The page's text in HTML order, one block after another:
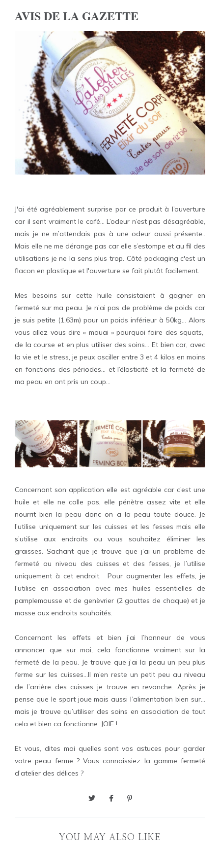
AVIS DE LA GAZETTE
J'ai été agréablement surprise par ce produit à l’ouverture
car il sent vraiment le café… L’odeur n’est pas désagréable,
mais je ne m’attendais pas à une odeur aussi présente..
Mais elle ne me dérange pas car elle s’estompe et au fil des
utilisations je ne la sens plus trop. Côté packaging c'est un
flacon en plastique et l'ouverture se fait plutôt facilement.
Mes besoins sur cette huile consistaient à gagner en
fermeté sur ma peau. Je n’ai pas de problème de poids car
je suis petite (1,63m) pour un poids inférieur à 50kg… Alors
vous allez vous dire « mouai » pourquoi faire des squats,
de la course et en plus utiliser des soins… Et bien car, avec
la vie et le stress, je peux osciller entre 3 et 4 kilos en moins
en fonctions des périodes… et l’élasticité et la fermeté de
ma peau en ont pris un coup…
Concernant son application elle est agréable car c’est une
huile et elle ne colle pas, elle pénètre assez vite et elle
nourrit bien la peau donc on a la peau toute douce. Je
l’utilise uniquement sur les cuisses et les fesses mais elle
s’utilise aux endroits ou vous souhaitez éliminer les
graisses. Sachant que je trouve que j’ai un problème de
fermeté au niveau des cuisses et des fesses, je l’utilise
uniquement à cet endroit.
Pour augmenter les effets, je
l’utilise en association avec mes huiles essentielles de
pamplemousse et de genèvrier (2 gouttes de chaque) et je
masse aux endroits souhaités.
Concernant les effets et bien j’ai l’honneur de vous
annoncer que sur moi, cela fonctionne vraiment sur la
fermeté de la peau. Je trouve que j’ai la peau un peu plus
ferme sur les cuisses…Il m’en reste un petit peu au niveau
de l’arrière des cuisses je trouve en revanche. Après je
pense que le sport joue mais aussi l’alimentation bien sur…
mais je trouve qu’utiliser des soins en association de tout
cela et bien ca fonctionne. JOIE !
Et vous, dites moi quelles sont vos astuces pour garder
votre peau ferme ? Vous connaissiez la gamme fermeté
d’atelier des délices ?
YOU MAY ALSO LIKE